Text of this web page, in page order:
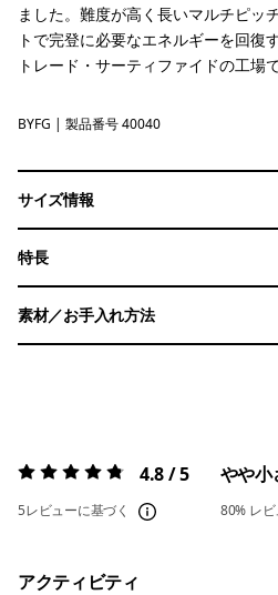
ました。難度が高く長いマルチピッ
トで完登に必要なエネルギーを回復
トレード・サーティファイドの工場
Berry Fig
BYFG | 製品番号 40040
サイズ情報
特長
素材／お手入れ方法
評価:4.8 / 5 4.8 / 5
5レビューに基づく
やや小
80% レ
アクティビティ